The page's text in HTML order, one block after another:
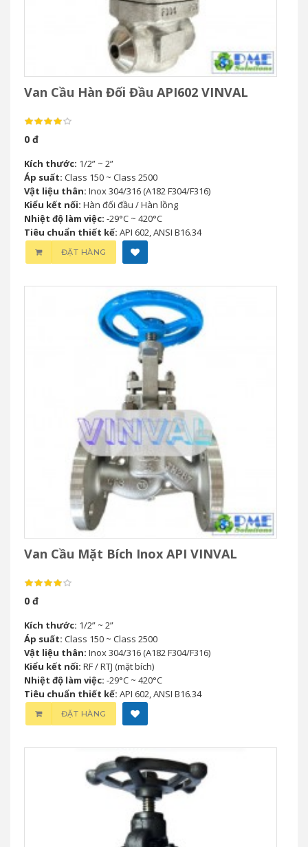
Van Cầu Hàn Đối Đầu API602 VINVAL
0 đ
Kích thước: 1/2” ~ 2”
Áp suất: Class 150 ~ Class 2500
Vật liệu thân: Inox 304/316 (A182 F304/F316)
Kiểu kết nối: Hàn đối đầu / Hàn lồng
Nhiệt độ làm việc: -29°C ~ 420°C
Tiêu chuẩn thiết kế: API 602, ANSI B16.34
ĐẶT HÀNG
Van Cầu Mặt Bích Inox API VINVAL
0 đ
Kích thước: 1/2” ~ 2”
Áp suất: Class 150 ~ Class 2500
Vật liệu thân: Inox 304/316 (A182 F304/F316)
Kiểu kết nối: RF / RTJ (mặt bích)
Nhiệt độ làm việc: -29°C ~ 420°C
Tiêu chuẩn thiết kế: API 602, ANSI B16.34
ĐẶT HÀNG